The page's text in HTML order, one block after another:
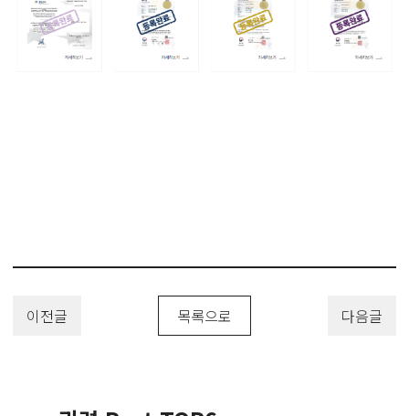
이전글 목록으로 다음글